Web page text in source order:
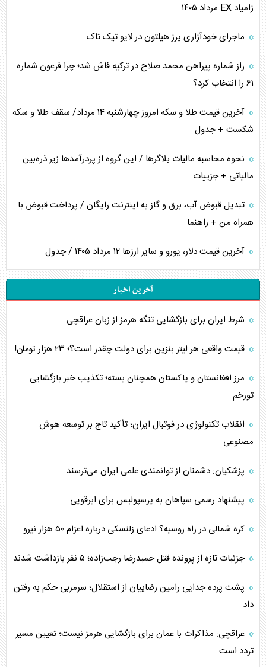
زامیاد EX مرداد ۱۴۰۵
ماجرای خودآزاری پرز هیلتون در لایو تیک تاک
راز شماره پیراهن محمد صلاح در ترکیه فاش شد؛ چرا فرعون شماره
۶۱ را انتخاب کرد؟
آخرین قیمت طلا و سکه امروز چهارشنبه ۱۴ مرداد/ سقف طلا و سکه
شکست + جدول
نحوه محاسبه مالیات بلاگر‌ها / این گروه از پردرآمد‌ها زیر ذره‌بین
مالیاتی + جزییات
تبدیل قبوض آب، برق و گاز به اینترنت رایگان / پرداخت قبوض با
همراه من + راهنما
آخرین قیمت دلار، یورو و سایر ارز‌ها ۱۲ مرداد ۱۴۰۵ / جدول
آخرین اخبار
شرط ایران برای بازگشایی تنگه هرمز از زبان عراقچی
قیمت واقعی هر لیتر بنزین برای دولت چقدر است؟؛ ۲۳ هزار تومان!
مرز افغانستان و پاکستان همچنان بسته؛ تکذیب خبر بازگشایی
تورخم
انقلاب تکنولوژی در فوتبال ایران؛ تأکید تاج بر توسعه هوش
مصنوعی
پزشکیان: دشمنان از توانمندی علمی ایران می‌ترسند
پیشنهاد رسمی سپاهان به پرسپولیس برای ابرقویی
کره شمالی در راه روسیه؟ ادعای زلنسکی درباره اعزام ۵۰ هزار نیرو
جزئیات تازه از پرونده قتل حمیدرضا رجب‌زاده؛ ۵ نفر بازداشت شدند
پشت پرده جدایی رامین رضاییان از استقلال؛ سرمربی حکم به رفتن
داد
عراقچی: مذاکرات با عمان برای بازگشایی هرمز نیست؛ تعیین مسیر
تردد است